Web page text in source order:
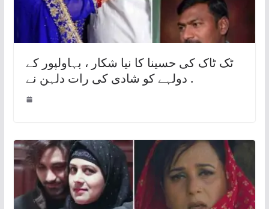
ٹک ٹاک کی حسینا کا نیا شکار ، بہاولپور کے
دولہے کو شادی کی رات دلہن نے .